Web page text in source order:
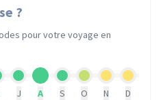
?
pour votre voyage en
J A S O N D